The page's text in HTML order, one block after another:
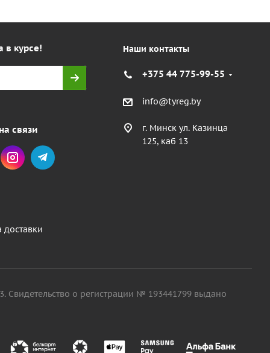
в курсе!
связи
доставки
Наши контакты
+375 44 775-99-55
info@tyreg.by
г. Минск ул. Казинца
125, каб 13
Свидетельство о регистрации № 193441799 выдано